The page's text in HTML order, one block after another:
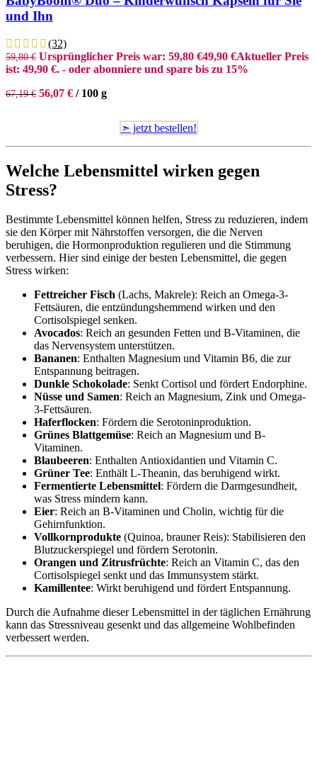
und Ihn
(32)
59,80€ Ursprünglicher Preis war: 59,80 €49,90 €Aktueller Preis
ist: 49,90 €. - oder abonniere und spare bis zu 15%
67,19€ 56,07 € / 100 g
➣ jetzt bestellen!
Welche Lebensmittel wirken gegen
Stress?
Bestimmte Lebensmittel können helfen, Stress zu reduzieren, indem
sie den Körper mit Nährstoffen versorgen, die die Nerven
beruhigen, die Hormonproduktion regulieren und die Stimmung
verbessern. Hier sind einige der besten Lebensmittel, die gegen
Stress wirken:
Fettreicher Fisch (Lachs, Makrele): Reich an Omega-3-
Fettsäuren, die entzündungshemmend wirken und den
Cortisolspiegel senken.
Avocados: Reich an gesunden Fetten und B-Vitaminen, die
das Nervensystem unterstützen.
Bananen: Enthalten Magnesium und Vitamin B6, die zur
Entspannung beitragen.
Dunkle Schokolade: Senkt Cortisol und fördert Endorphine.
Nüsse und Samen: Reich an Magnesium, Zink und Omega-
3-Fettsäuren.
Haferflocken: Fördern die Serotoninproduktion.
Grünes Blattgemüse: Reich an Magnesium und B-
Vitaminen.
Blaubeeren: Enthalten Antioxidantien und Vitamin C.
Grüner Tee: Enthält L-Theanin, das beruhigend wirkt.
Fermentierte Lebensmittel: Fördern die Darmgesundheit,
was Stress mindern kann.
Eier: Reich an B-Vitaminen und Cholin, wichtig für die
Gehirnfunktion.
Vollkornprodukte (Quinoa, brauner Reis): Stabilisieren den
Blutzuckerspiegel und fördern Serotonin.
Orangen und Zitrusfrüchte: Reich an Vitamin C, das den
Cortisolspiegel senkt und das Immunsystem stärkt.
Kamillentee: Wirkt beruhigend und fördert Entspannung.
Durch die Aufnahme dieser Lebensmittel in der täglichen Ernährung
kann das Stressniveau gesenkt und das allgemeine Wohlbefinden
verbessert werden.